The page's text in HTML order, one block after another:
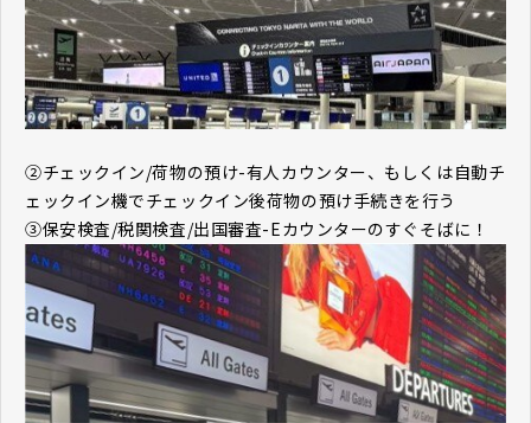
②チェックイン/荷物の預け-有人カウンター、もしくは自動チ
ェックイン機でチェックイン後荷物の預け手続きを行う
③保安検査/税関検査/出国審査-Eカウンターのすぐそばに！